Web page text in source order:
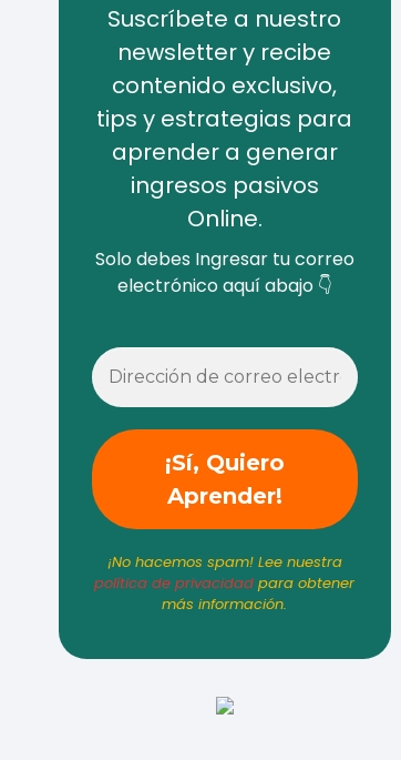
Suscríbete a nuestro
newsletter y recibe
contenido exclusivo,
tips y estrategias para
aprender a generar
ingresos pasivos
Online.
Solo debes Ingresar tu correo
electrónico aquí abajo 👇
¡No hacemos spam! Lee nuestra
política de privacidad para obtener
más información.